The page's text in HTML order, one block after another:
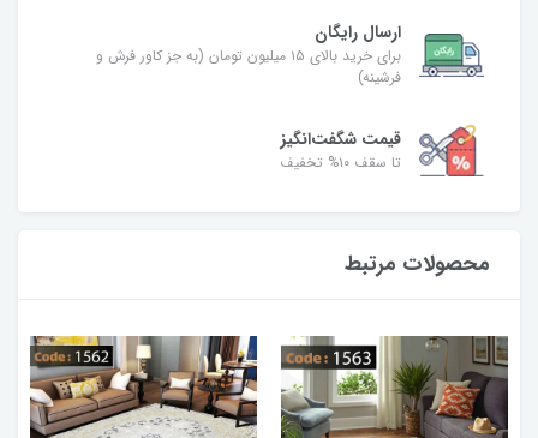
ارسال رایگان
برای خرید بالای ۱۵ میلیون تومان (به جز کاور فرش و
فرشینه)
قیمت شگفت‌انگیز
تا سقف ۱۰% تخفیف
محصولات مرتبط